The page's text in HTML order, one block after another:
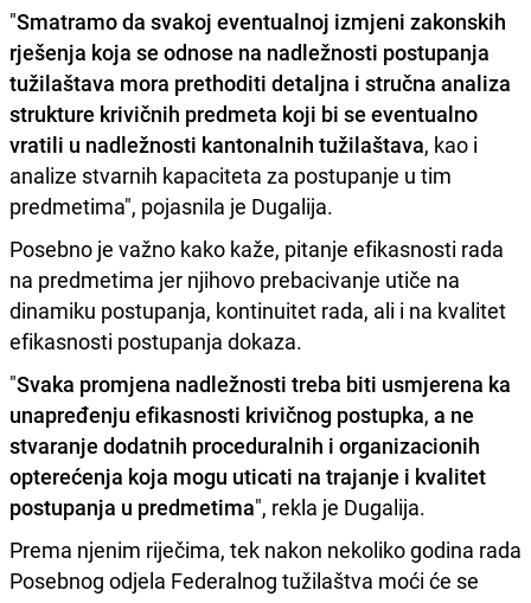
"Smatramo da svakoj eventualnoj izmjeni zakonskih
rješenja koja se odnose na nadležnosti postupanja
tužilaštava mora prethoditi detaljna i stručna analiza
strukture krivičnih predmeta koji bi se eventualno
vratili u nadležnosti kantonalnih tužilaštava, kao i
analize stvarnih kapaciteta za postupanje u tim
predmetima", pojasnila je Dugalija.
Posebno je važno kako kaže, pitanje efikasnosti rada
na predmetima jer njihovo prebacivanje utiče na
dinamiku postupanja, kontinuitet rada, ali i na kvalitet
efikasnosti postupanja dokaza.
"Svaka promjena nadležnosti treba biti usmjerena ka
unapređenju efikasnosti krivičnog postupka, a ne
stvaranje dodatnih proceduralnih i organizacionih
opterećenja koja mogu uticati na trajanje i kvalitet
postupanja u predmetima", rekla je Dugalija.
Prema njenim riječima, tek nakon nekoliko godina rada
Posebnog odjela Federalnog tužilaštva moći će se